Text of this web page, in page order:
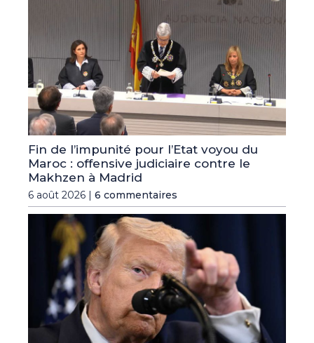
Fin de l’impunité pour l’Etat voyou du
Maroc : offensive judiciaire contre le
Makhzen à Madrid
6 août 2026 | 6 commentaires